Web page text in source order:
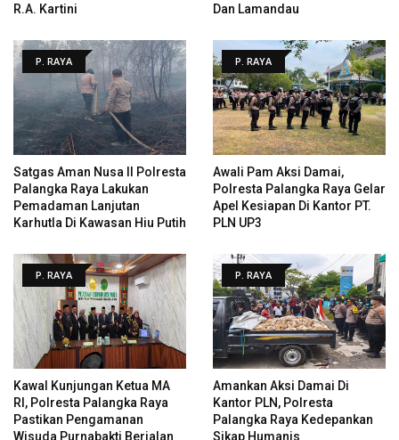
R.A. Kartini
Dan Lamandau
P. RAYA
Satgas Aman Nusa II Polresta
Palangka Raya Lakukan
Pemadaman Lanjutan
Karhutla Di Kawasan Hiu Putih
P. RAYA
Awali Pam Aksi Damai,
Polresta Palangka Raya Gelar
Apel Kesiapan Di Kantor PT.
PLN UP3
P. RAYA
Kawal Kunjungan Ketua MA
RI, Polresta Palangka Raya
Pastikan Pengamanan
Wisuda Purnabakti Berjalan
P. RAYA
Amankan Aksi Damai Di
Kantor PLN, Polresta
Palangka Raya Kedepankan
Sikap Humanis